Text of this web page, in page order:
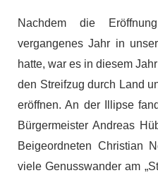
Nachdem die
vergangenes Jahr in
hatte, war es in diesem
den Streifzug durch Land
eröffnen. An der Illipse
Bürgermeister Andreas
Beigeordneten Christian
viele Genusswander am